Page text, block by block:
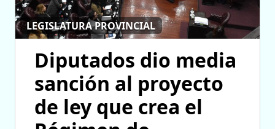
LEGISLATURA PROVINCIAL
Diputados dio media
sanción al proyecto
de ley que crea el